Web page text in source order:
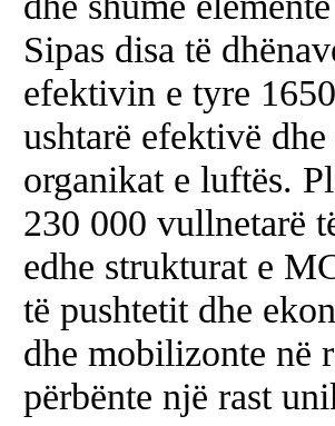
Sipas disa të
efektivin e tyre
ushtarë efektivë
organikat e luftës.
230 000 vullnetarë
edhe strukturat e
të pushtetit dhe
dhe mobilizonte në
përbënte një rast